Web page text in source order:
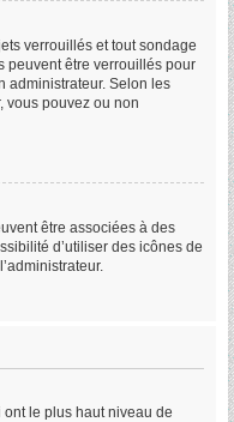
verrouillés et tout sondage
peuvent être verrouillés pour
administrateur. Selon les
vous pouvez ou non
être associées à des
d’utiliser des icônes de
le plus haut niveau de